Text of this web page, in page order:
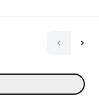
приёма. Последующие
её хотя бы до тех пор,
ваша техника